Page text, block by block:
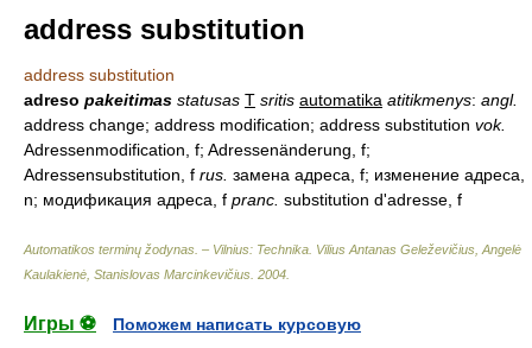
address substitution
address substitution
adreso pakeitimas statusas T sritis automatika atitikmenys: angl.
address change; address modification; address substitution vok.
Adressenmodification, f; Adressenänderung, f;
Adressensubstitution, f rus. замена адреса, f; изменение адреса,
n; модификация адреса, f pranc. substitution d'adresse, f
Automatikos terminų žodynas. – Vilnius: Technika Vilius Antanas Geleževičius, Angelė
Kaulakienė, Stanislovas Marcinkevičius 2004
Игры ⚽
Поможем написать курсовую